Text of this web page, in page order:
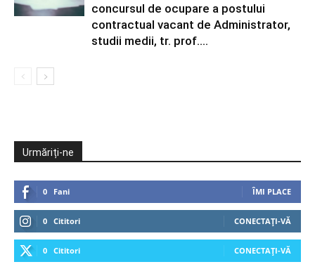
concursul de ocupare a postului
contractual vacant de Administrator,
studii medii, tr. prof....
Urmăriți-ne
0 Fani ÎMI PLACE
0 Cititori CONECTAȚI-VĂ
0 Cititori CONECTAȚI-VĂ